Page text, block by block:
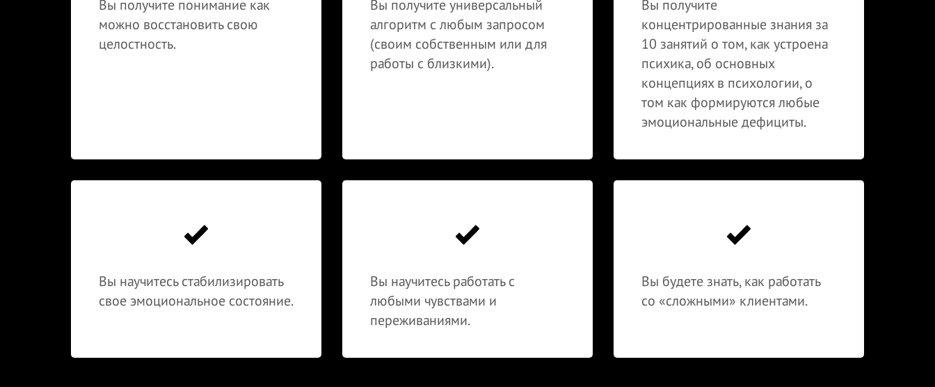
Вы получите понимание как
можно восстановить свою
целостность.
Вы получите универсальный
алгоритм с любым запросом
(своим собственным или для
работы с близкими).
Вы получите
концентрированные знания за
10 занятий о том, как устроена
психика, об основных
концепциях в психологии, о
том как формируются любые
эмоциональные дефициты.
Вы научитесь стабилизировать
свое эмоциональное состояние.
Вы научитесь работать с
любыми чувствами и
переживаниями.
Вы будете знать, как работать
со «сложными» клиентами.